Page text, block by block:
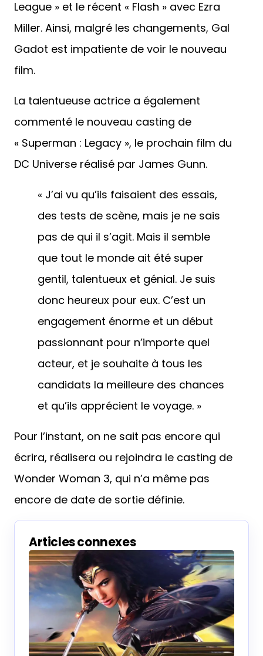
League » et le récent « Flash » avec Ezra
Miller. Ainsi, malgré les changements, Gal
Gadot est impatiente de voir le nouveau
film.
La talentueuse actrice a également
commenté le nouveau casting de
« Superman : Legacy », le prochain film du
DC Universe réalisé par James Gunn.
« J’ai vu qu’ils faisaient des essais,
des tests de scène, mais je ne sais
pas de qui il s’agit. Mais il semble
que tout le monde ait été super
gentil, talentueux et génial. Je suis
donc heureux pour eux. C’est un
engagement énorme et un début
passionnant pour n’importe quel
acteur, et je souhaite à tous les
candidats la meilleure des chances
et qu’ils apprécient le voyage. »
Pour l’instant, on ne sait pas encore qui
écrira, réalisera ou rejoindra le casting de
Wonder Woman 3, qui n’a même pas
encore de date de sortie définie.
Articles connexes